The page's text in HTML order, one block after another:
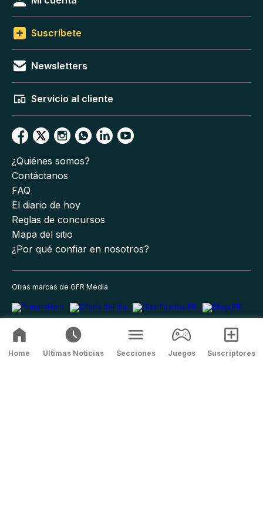
Suscríbete
Newsletters
Servicio al cliente
¿Quiénes somos?
Contáctanos
FAQ
El diario de hoy
Reglas de concursos
Mapa del sitio
¿Por qué confiar en nosotros?
Otras marcas de GFR Media
Home Últimas Noticias Secciones Juegos Suscriptores